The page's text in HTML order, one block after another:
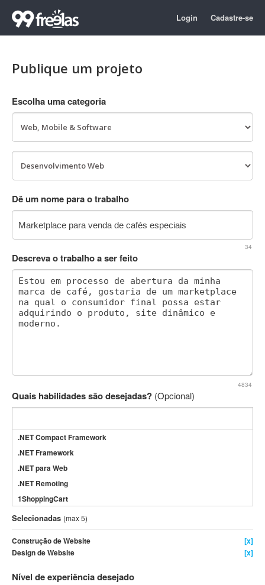
Login Cadastre-se
Publique um projeto
Escolha uma categoria
Dê um nome para o trabalho
34
Descreva o trabalho a ser feito
4834
Quais habilidades são desejadas? (Opcional)
.NET Compact Framework
.NET Framework
.NET para Web
.NET Remoting
1ShoppingCart
3DS Max
3GSM
4D Dimension
802.11
A&P
Selecionadas (max 5)
Construção de Website
[x]
Design de Website
[x]
Nível de experiência desejado